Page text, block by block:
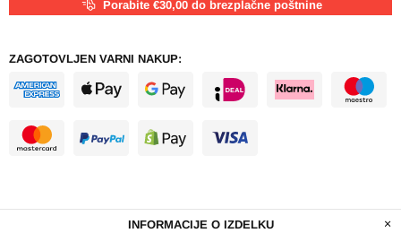
Porabite €30,00 do brezplačne poštnine
ZAGOTOVLJEN VARNI NAKUP:
INFORMACIJE O IZDELKU